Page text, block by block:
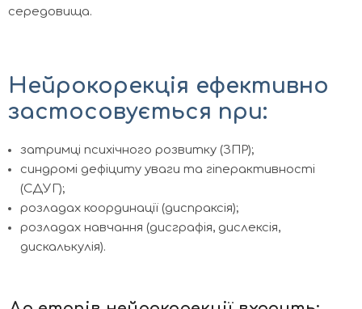
середовища.
Нейрокорекція ефективно
застосовується при:
затримці психічного розвитку (ЗПР);
синдромі дефіциту уваги та гіперактивності
(СДУГ);
розладах координації (диспраксія);
розладах навчання (дисграфія, дислексія,
дискалькулія).